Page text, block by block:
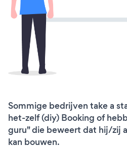
Sommige bedrijven take a
het-zelf (diy) Booking of
guru" die beweert dat hij/zij
kan bouwen.